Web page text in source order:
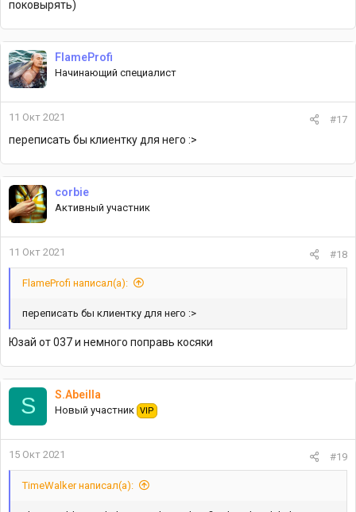
поковырять)
FlameProfi
Начинающий специалист
11 Окт 2021 #17
переписать бы клиентку для него :>
corbie
Активный участник
11 Окт 2021 #18
FlameProfi написал(а):
переписать бы клиентку для него :>
Юзай от 037 и немного поправь косяки
S S.Abeilla
Новый участник VIP
15 Окт 2021 #19
TimeWalker написал(а):